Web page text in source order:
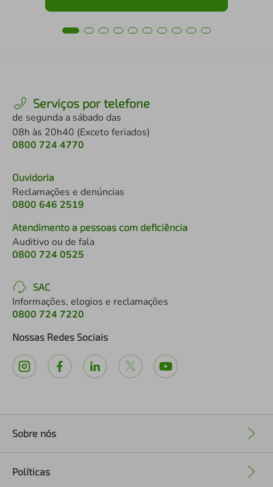
Serviços por telefone
de segunda a sábado das
08h às 20h40 (Exceto feriados)
0800 724 4770
Ouvidoria
Reclamações e denúncias
0800 646 2519
Atendimento a pessoas com deficiência
Auditivo ou de fala
0800 724 0525
SAC
Informações, elogios e reclamações
0800 724 7220
Nossas Redes Sociais
Sobre nós
Políticas